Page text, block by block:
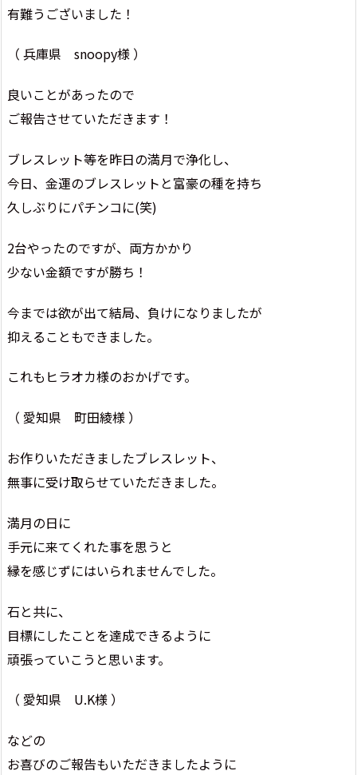
有難うございました！
（ 兵庫県 snoopy様 ）
良いことがあったので
ご報告させていただきます！
ブレスレット等を昨日の満月で浄化し、
今日、金運のブレスレットと富豪の種を持ち
久しぶりにパチンコに(笑)
2台やったのですが、両方かかり
少ない金額ですが勝ち！
今までは欲が出て結局、負けになりましたが
抑えることもできました。
これもヒラオカ様のおかげです。
（ 愛知県 町田綾様 ）
お作りいただきましたブレスレット、
無事に受け取らせていただきました。
満月の日に
手元に来てくれた事を思うと
縁を感じずにはいられませんでした。
石と共に、
目標にしたことを達成できるように
頑張っていこうと思います。
（ 愛知県 U.K様 ）
などの
お喜びのご報告もいただきましたように